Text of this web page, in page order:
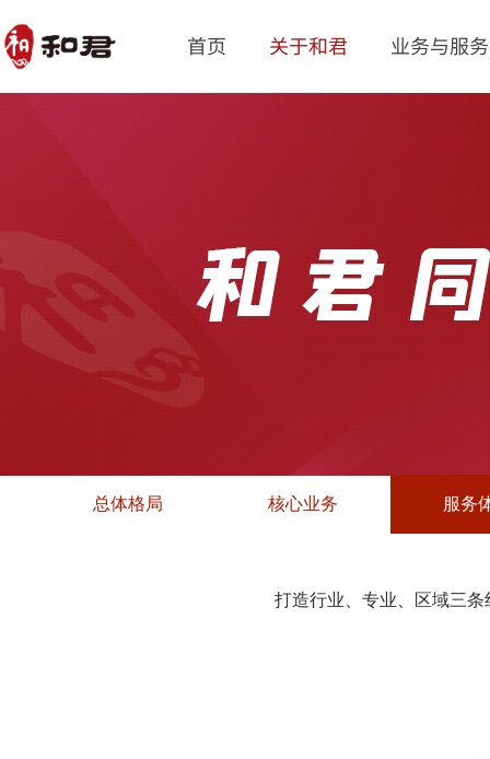
首页 关于和君 业务与服务
总体格局 核心业务 服务
打造行业、专业、区域三